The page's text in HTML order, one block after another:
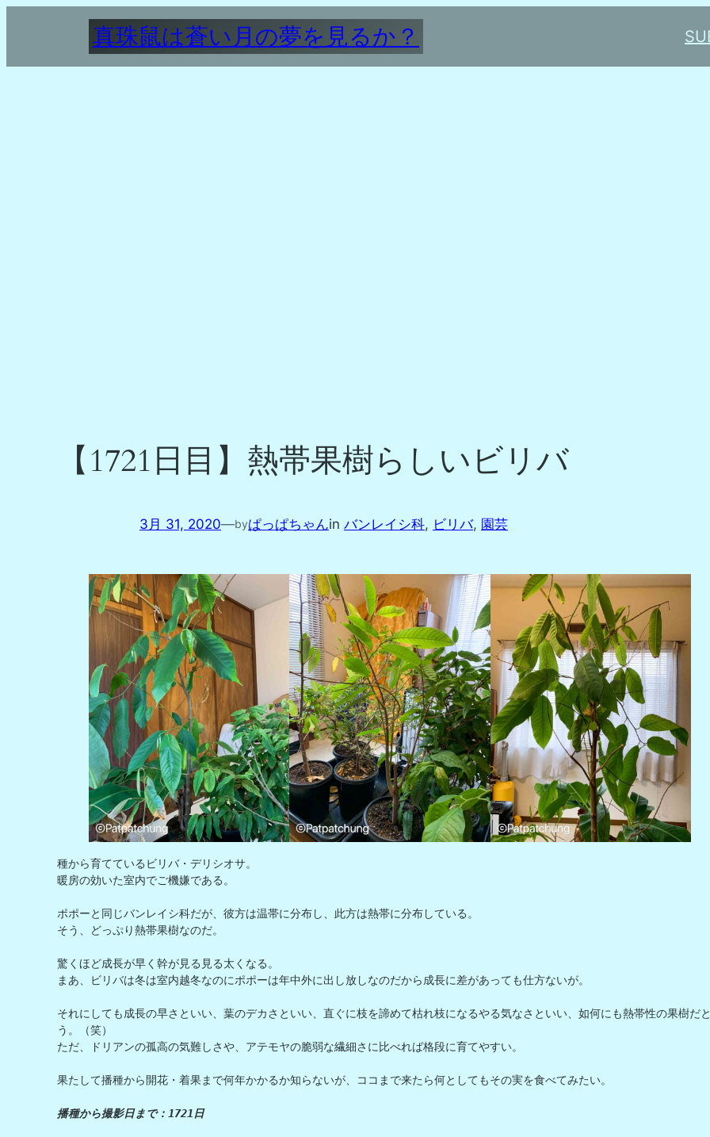
真珠鼠は蒼い月の夢を見るか？
【1721日目】熱帯果樹らしいビリバ
3月 31, 2020—byぱっぱちゃんin バンレイシ科, ビリバ, 園芸
種から育てているビリバ・デリシオサ。
暖房の効いた室内でご機嫌である。
ポポーと同じバンレイシ科だが、彼方は温帯に分布し、此方は熱帯に分布している。
そう、どっぷり熱帯果樹なのだ。
驚くほど成長が早く幹が見る見る太くなる。
まあ、ビリバは冬は室内越冬なのにポポーは年中外に出し放しなのだから成長に差があっても仕方ないが。
それにしても成長の早さといい、葉のデカさといい、直ぐに枝を諦めて枯れ枝になるやる気なさといい、如何にも熱帯性の果樹だ
う。（笑）
ただ、ドリアンの孤高の気難しさや、アテモヤの脆弱な繊細さに比べれば格段に育てやすい。
果たして播種から開花・着果まで何年かかるか知らないが、ココまで来たら何としてもその実を食べてみたい。
播種から撮影日まで：1721日